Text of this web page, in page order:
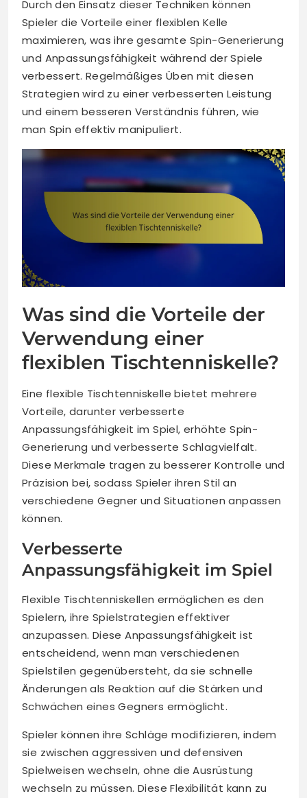
Durch den Einsatz dieser Techniken können
Spieler die Vorteile einer flexiblen Kelle
maximieren, was ihre gesamte Spin-Generierung
und Anpassungsfähigkeit während der Spiele
verbessert. Regelmäßiges Üben mit diesen
Strategien wird zu einer verbesserten Leistung
und einem besseren Verständnis führen, wie
man Spin effektiv manipuliert.
Was sind die Vorteile der
Verwendung einer
flexiblen Tischtenniskelle?
Eine flexible Tischtenniskelle bietet mehrere
Vorteile, darunter verbesserte
Anpassungsfähigkeit im Spiel, erhöhte Spin-
Generierung und verbesserte Schlagvielfalt.
Diese Merkmale tragen zu besserer Kontrolle und
Präzision bei, sodass Spieler ihren Stil an
verschiedene Gegner und Situationen anpassen
können.
Verbesserte
Anpassungsfähigkeit im Spiel
Flexible Tischtenniskellen ermöglichen es den
Spielern, ihre Spielstrategien effektiver
anzupassen. Diese Anpassungsfähigkeit ist
entscheidend, wenn man verschiedenen
Spielstilen gegenübersteht, da sie schnelle
Änderungen als Reaktion auf die Stärken und
Schwächen eines Gegners ermöglicht.
Spieler können ihre Schläge modifizieren, indem
sie zwischen aggressiven und defensiven
Spielweisen wechseln, ohne die Ausrüstung
wechseln zu müssen. Diese Flexibilität kann zu